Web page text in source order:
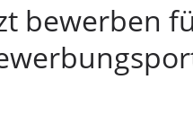
bewerben